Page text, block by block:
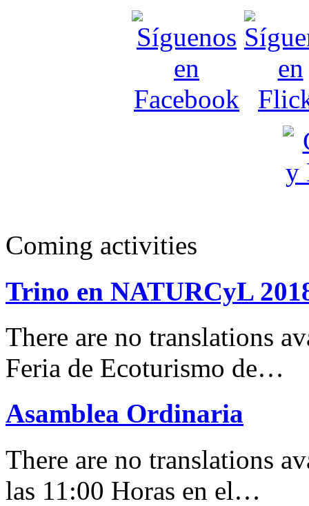
Coming activities
Trino en NATURCyL
There are no translations
Feria de Ecoturismo de…
Asamblea Ordinaria
There are no translations
las 11:00 Horas en el…